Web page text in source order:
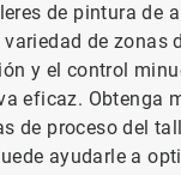
de pintura de
de zonas
y el control
eficaz. Obtenga
de proceso del
ayudarle a